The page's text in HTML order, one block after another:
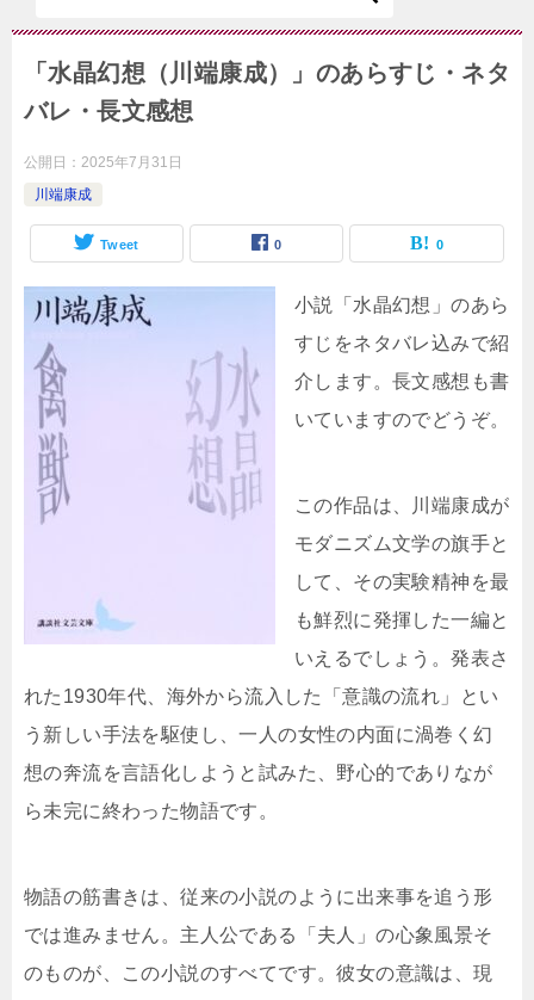
「水晶幻想（川端康成）」のあらすじ・ネタ
バレ・長文感想
公開日： 2025年7月31日
川端康成
Tweet 0 0
小説「水晶幻想」のあら
すじをネタバレ込みで紹
介します。長文感想も書
いていますのでどうぞ。
この作品は、川端康成が
モダニズム文学の旗手と
して、その実験精神を最
も鮮烈に発揮した一編と
いえるでしょう。発表さ
れた1930年代、海外から流入した「意識の流れ」とい
う新しい手法を駆使し、一人の女性の内面に渦巻く幻
想の奔流を言語化しようと試みた、野心的でありなが
ら未完に終わった物語です。
物語の筋書きは、従来の小説のように出来事を追う形
では進みません。主人公である「夫人」の心象風景そ
のものが、この小説のすべてです。彼女の意識は、現